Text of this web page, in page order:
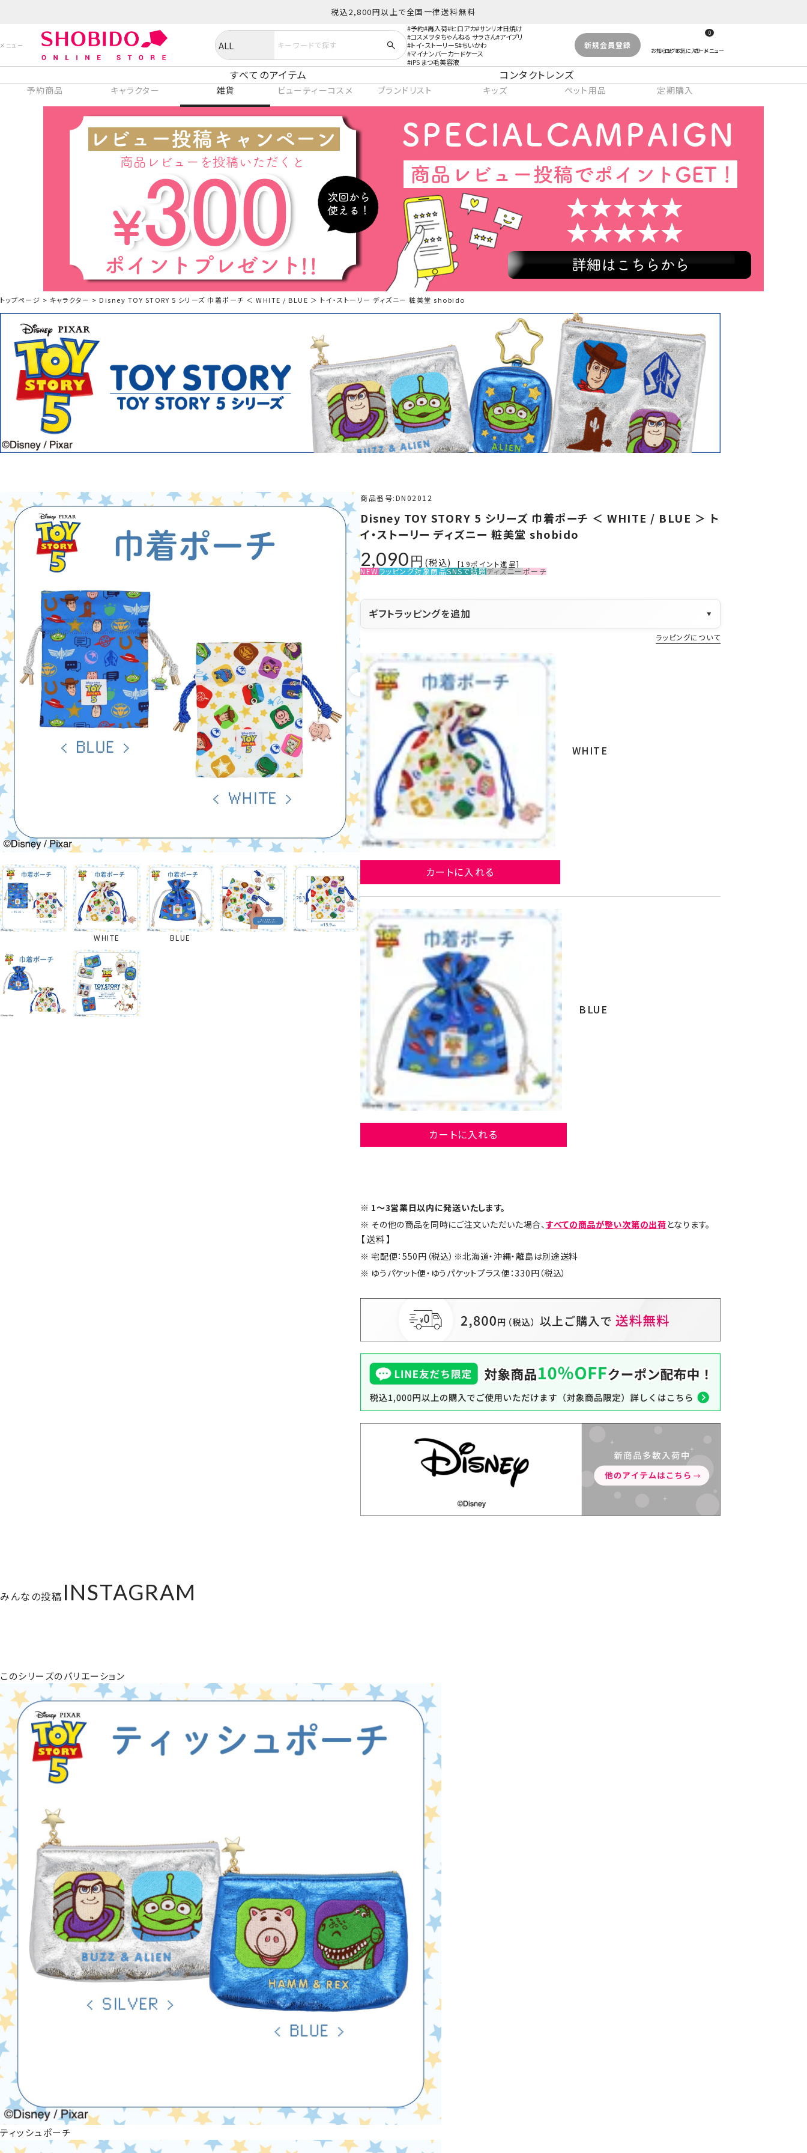
税込2,800円以上で全国一律送料無料
予約 再入荷 ヒロアカ サンリオ日焼け
コスメヲタちゃんねる サラさん アイプリ
トイ・ストーリー5 ちいかわ
マイナンバーカードケース
iPS まつ毛美容液
新規会員登録
0
すべてのアイテム コンタクトレンズ
予約商品 キャラクター 雑貨 ビューティーコスメ ブランドリスト キッズ ペット用品 定期購入
トップページ キャラクター Disney TOY STORY 5 シリーズ 巾着ポーチ ＜ WHITE / BLUE ＞ トイ・ストーリー ディズニー 粧美堂 shobido
WHITE
WHITE BLUE
商品番号 DN02012
Disney TOY STORY 5 シリーズ 巾着ポーチ ＜ WHITE / BLUE ＞ ト
イ・ストーリー ディズニー 粧美堂 shobido
2,090 税込 [19ポイント進呈]
NEWラッピング対象商品SNSで話題ディズニーポーチ
ギフトラッピングを追加 ▼
ラッピングについて
WHITE
カートに入れる
BLUE
カートに入れる
1～3営業日以内に発送いたします。
その他の商品を同時にご注文いただいた場合、 すべての商品が整い次第の出荷となります。
【送料】
宅配便：550円（税込）※北海道・沖縄・離島は別途送料
ゆうパケット便・ゆうパケットプラス便：330円（税込）
みんなの投稿 INSTAGRAM
このシリーズのバリエーション
ティッシュポーチ